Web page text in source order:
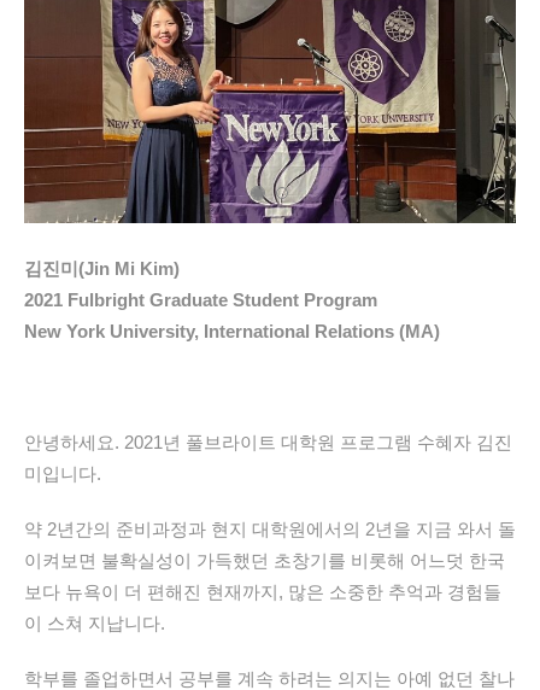
김진미(Jin Mi Kim)
2021 Fulbright Graduate Student Program
New York University, International Relations (MA)
안녕하세요. 2021년 풀브라이트 대학원 프로그램 수혜자 김진
미입니다.
약 2년간의 준비과정과 현지 대학원에서의 2년을 지금 와서 돌
이켜보면 불확실성이 가득했던 초창기를 비롯해 어느덧 한국
보다 뉴욕이 더 편해진 현재까지, 많은 소중한 추억과 경험들
이 스쳐 지납니다.
학부를 졸업하면서 공부를 계속 하려는 의지는 아예 없던 찰나